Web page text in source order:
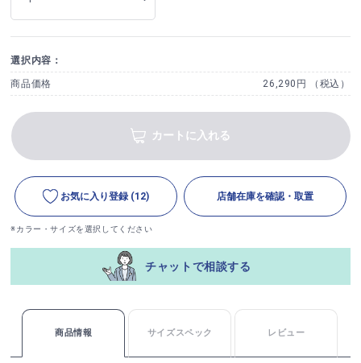
選択内容：
商品価格 26,290円 （税込）
カートに入れる
お気に入り登録 (12) 店舗在庫を確認・取置
※カラー・サイズを選択してください
チャットで相談する
商品情報 サイズスペック レビュー